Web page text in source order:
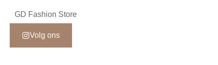
GD Fashion Store
Volg ons